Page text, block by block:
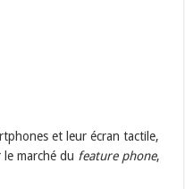
et leur écran tactile,
marché du feature phone,